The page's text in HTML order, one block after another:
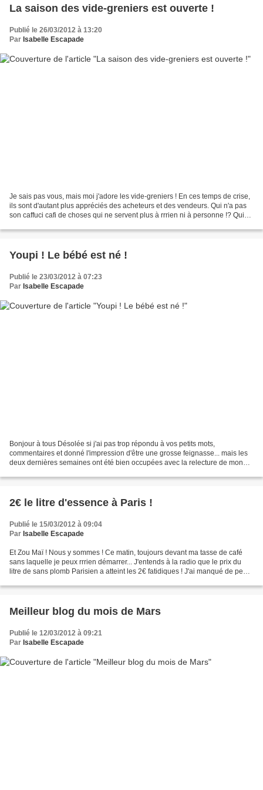
La saison des vide-greniers est ouverte !
Publié le 26/03/2012 à 13:20
Par Isabelle Escapade
Je sais pas vous, mais moi j'adore les vide-greniers ! En ces temps de crise,
ils sont d'autant plus appréciés des acheteurs et des vendeurs. Qui n'a pas
son caffuci cafi de choses qui ne servent plus à rrrien ni à personne !? Qui
Youpi ! Le bébé est né !
Publié le 23/03/2012 à 07:23
Par Isabelle Escapade
Bonjour à tous Désolée si j'ai pas trop répondu à vos petits mots,
commentaires et donné l'impression d'être une grosse feignasse... mais les
deux dernières semaines ont été bien occupées avec la relecture de mon
2€ le litre d'essence à Paris !
Publié le 15/03/2012 à 09:04
Par Isabelle Escapade
Et Zou Maï ! Nous y sommes ! Ce matin, toujours devant ma tasse de café
sans laquelle je peux rrrien démarrer... J'entends à la radio que le prix du
litre de sans plomb Parisien a atteint les 2€ fatidiques ! J'ai manqué de peu
Meilleur blog du mois de Mars
Publié le 12/03/2012 à 09:21
Par Isabelle Escapade